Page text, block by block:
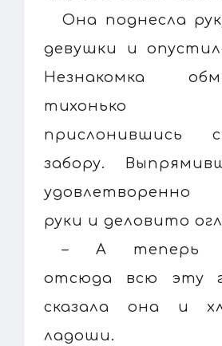
Она поднесла
девушки и
Незнакомка
тихонько
прислонившись
забору.
руки и деловито
– А теперь
отсюда всю эту
сказала она и
ладоши.